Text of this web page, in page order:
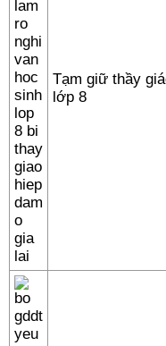
Tạm giữ thầy
lớp 8